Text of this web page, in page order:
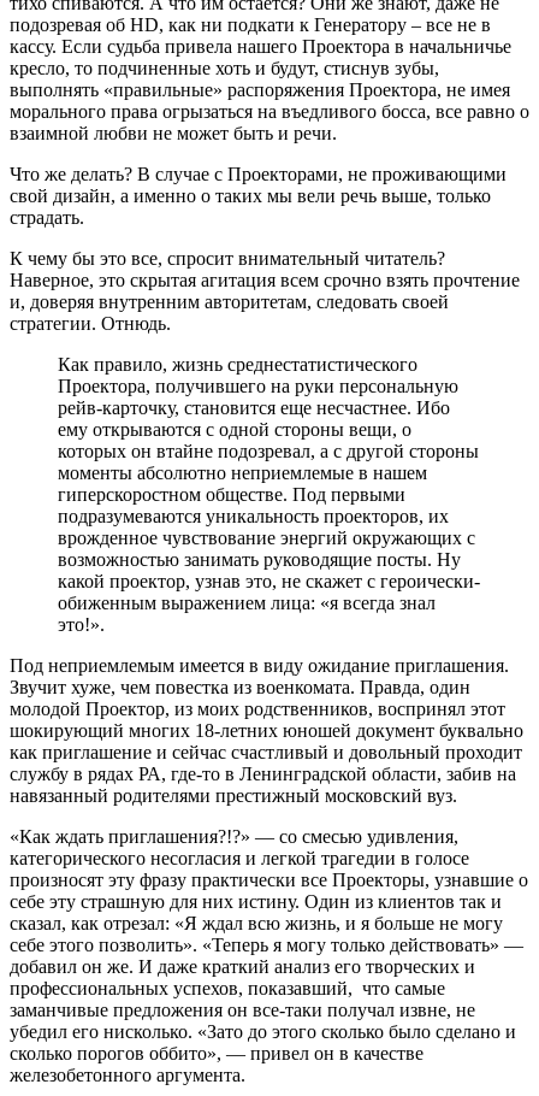
подозревая об HD, как ни подкати к Генератору – все не в
кассу. Если судьба привела нашего Проектора в начальничье
кресло, то подчиненные хоть и будут, стиснув зубы,
выполнять «правильные» распоряжения Проектора, не имея
морального права огрызаться на въедливого босса, все равно о
взаимной любви не может быть и речи.
Что же делать? В случае с Проекторами, не проживающими
свой дизайн, а именно о таких мы вели речь выше, только
страдать.
К чему бы это все, спросит внимательный читатель?
Наверное, это скрытая агитация всем срочно взять прочтение
и, доверяя внутренним авторитетам, следовать своей
стратегии. Отнюдь.
Как правило, жизнь среднестатистического
Проектора, получившего на руки персональную
рейв-карточку, становится еще несчастнее. Ибо
ему открываются с одной стороны вещи, о
которых он втайне подозревал, а с другой стороны
моменты абсолютно неприемлемые в нашем
гиперскоростном обществе. Под первыми
подразумеваются уникальность проекторов, их
врожденное чувствование энергий окружающих с
возможностью занимать руководящие посты. Ну
какой проектор, узнав это, не скажет с героически-
обиженным выражением лица: «я всегда знал
это!».
Под неприемлемым имеется в виду ожидание приглашения.
Звучит хуже, чем повестка из военкомата. Правда, один
молодой Проектор, из моих родственников, воспринял этот
шокирующий многих 18-летних юношей документ буквально
как приглашение и сейчас счастливый и довольный проходит
службу в рядах РА, где-то в Ленинградской области, забив на
навязанный родителями престижный московский вуз.
«Как ждать приглашения?!?» — со смесью удивления,
категорического несогласия и легкой трагедии в голосе
произносят эту фразу практически все Проекторы, узнавшие о
себе эту страшную для них истину. Один из клиентов так и
сказал, как отрезал: «Я ждал всю жизнь, и я больше не могу
себе этого позволить». «Теперь я могу только действовать» —
добавил он же. И даже краткий анализ его творческих и
профессиональных успехов, показавший, что самые
заманчивые предложения он все-таки получал извне, не
убедил его нисколько. «Зато до этого сколько было сделано и
сколько порогов оббито», — привел он в качестве
железобетонного аргумента.